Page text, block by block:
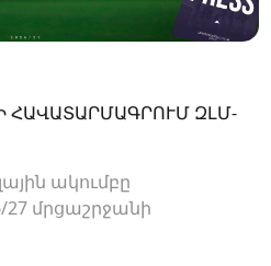
ՀԱՎԱՏԱՐՄԱԳՐՈՒՄ ԶԼՄ-
ակումբը
27 մրցաշրջանի